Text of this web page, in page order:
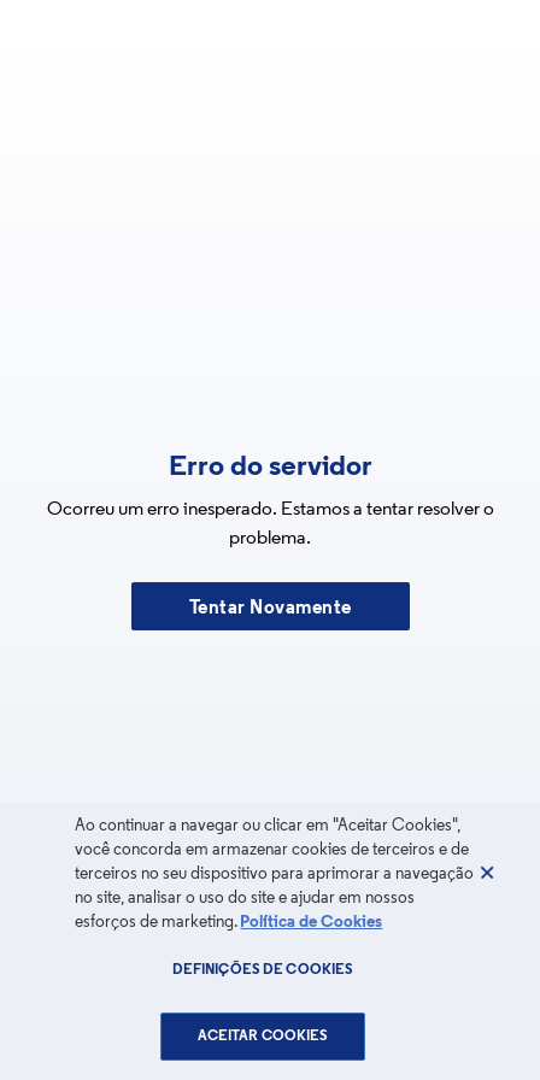
Erro do servidor
Ocorreu um erro inesperado. Estamos a tentar resolver o
problema.
Tentar Novamente
Ao continuar a navegar ou clicar em "Aceitar Cookies",
você concorda em armazenar cookies de terceiros e de
terceiros no seu dispositivo para aprimorar a navegação
no site, analisar o uso do site e ajudar em nossos
esforços de marketing. Política de Cookies
DEFINIÇÕES DE COOKIES
ACEITAR COOKIES